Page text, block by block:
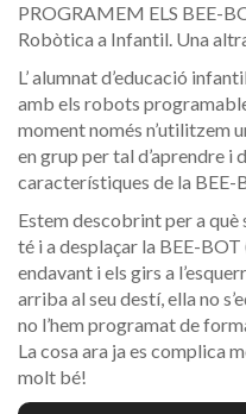
PROGRAMEM ELS BEE-
Robòtica a Infantil. Una
L’ alumnat d’educació
amb els robots
moment només n’utilitzem
en grup per tal d’aprendre i
característiques de la BEE-
Estem descobrint per a què
té i a desplaçar la BEE-
endavant i els girs a
arriba al seu destí, ella no
no l’hem programat de
La cosa ara ja es complica
molt bé!